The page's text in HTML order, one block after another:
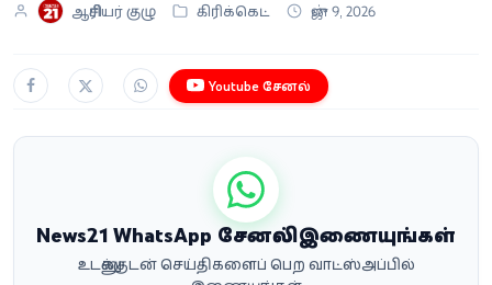
ஆசிரியர் குழு கிரிக்கெட் ஜுன் 9, 2026
Youtube சேனல்
News21 WhatsApp சேனலில் இணையுங்கள்
உடனுக்குடன் செய்திகளைப் பெற வாட்ஸ்அப்பில்